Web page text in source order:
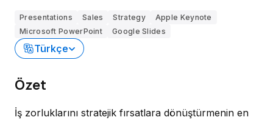
Presentations Sales Strategy
Apple Keynote
Microsoft PowerPoint
Google Slides
Türkçe
Özet
İş zorluklarını stratejik fırsatlara dönüştürmenin en